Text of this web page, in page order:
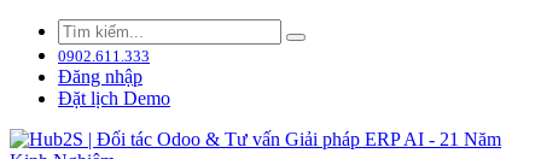
0902.611.333
Đăng nhập
Đặt lịch Demo